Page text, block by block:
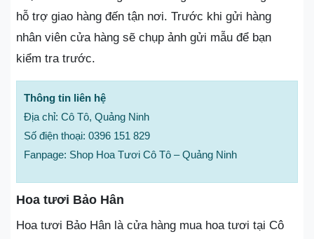
hỗ trợ giao hàng đến tận nơi. Trước khi gửi hàng
nhân viên cửa hàng sẽ chụp ảnh gửi mẫu để bạn
kiểm tra trước.
Thông tin liên hệ
Địa chỉ: Cô Tô, Quảng Ninh
Số điện thoại: 0396 151 829
Fanpage: Shop Hoa Tươi Cô Tô – Quảng Ninh
Hoa tươi Bảo Hân
Hoa tươi Bảo Hân là cửa hàng mua hoa tươi tại Cô